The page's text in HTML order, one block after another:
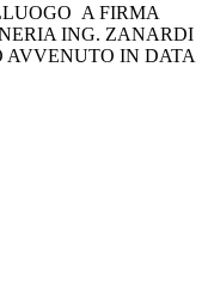
A FIRMA
ING. ZANARDI
AVVENUTO IN DATA